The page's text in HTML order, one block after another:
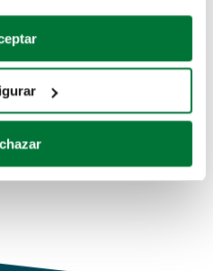
su ubicación geográfica
analizándolo activamente
específicas (huellas
cómo se procesan sus